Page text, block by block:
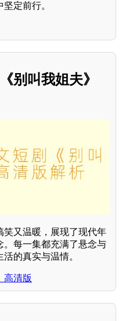
定前行。
别叫我姐夫》
笑又温暖，展现了现代年
。每一集都充满了悬念与
的真实与温情。
高清版